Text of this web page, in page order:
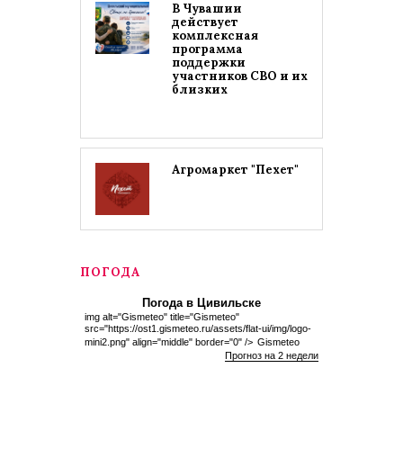
В Чувашии
действует
комплексная
программа
поддержки
участников СВО и их
близких
Агромаркет "Пехет"
ПОГОДА
Погода в Цивильске
img alt="Gismeteo" title="Gismeteo"
src="https://ost1.gismeteo.ru/assets/flat-ui/img/logo-
mini2.png" align="middle" border="0" /> Gismeteo
Прогноз на 2 недели